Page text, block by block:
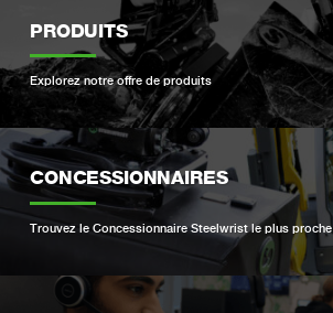
PRODUITS
Explorez notre offre de produits
CONCESSIONNAIRES
Trouvez le Concessionnaire Steelwrist le plus proche